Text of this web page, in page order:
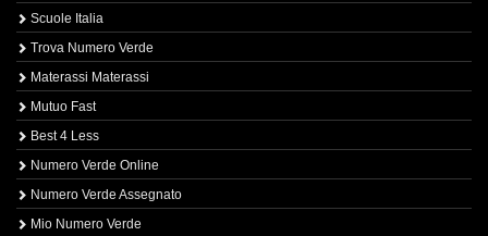
Scuole Italia
Trova Numero Verde
Materassi Materassi
Mutuo Fast
Best 4 Less
Numero Verde Online
Numero Verde Assegnato
Mio Numero Verde